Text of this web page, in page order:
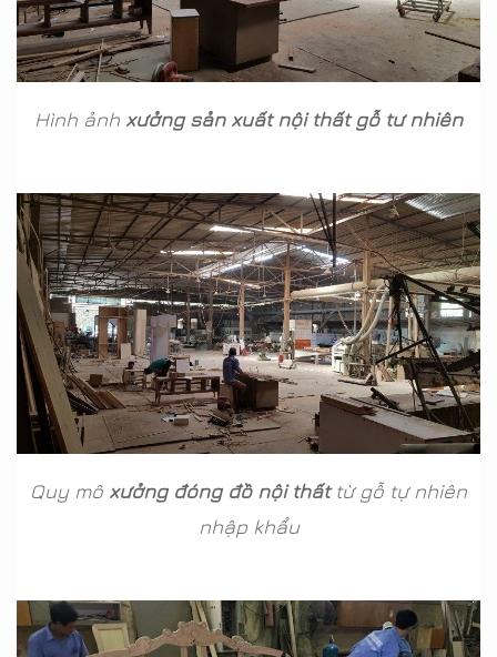
Hình ảnh xưởng sản xuất nội thất gỗ tư nhiên
Quy mô xưởng đóng đồ nội thấttừ gỗ tự nhiên
nhập khẩu